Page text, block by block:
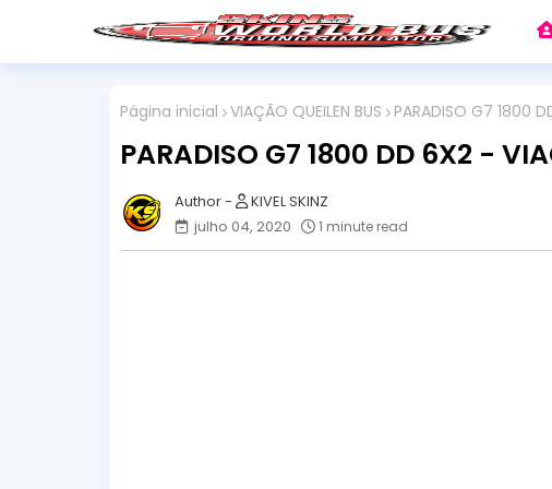
Página inicial VIAÇÃO QUEILEN BUS PARADISO G7 1800
PARADISO G7 1800 DD 6X2 -
KIVEL SKINZ
julho 04, 2020
1 minute read